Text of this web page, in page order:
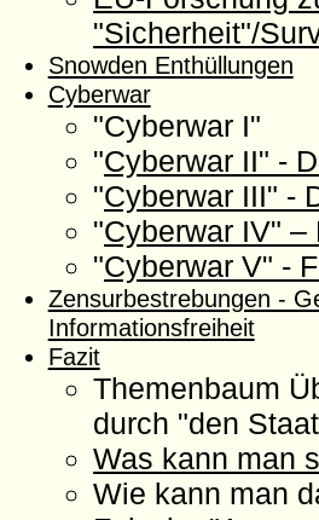
"Sicherheit"/
Snowden Enthüllungen
Cyberwar
"Cyberwar I"
"Cyberwar II" -
"Cyberwar III" -
"Cyberwar IV" –
"Cyberwar V" -
Zensurbestrebungen -
Informationsfreiheit
Fazit
Themenbaum
durch "den
Was kann man
Wie kann man